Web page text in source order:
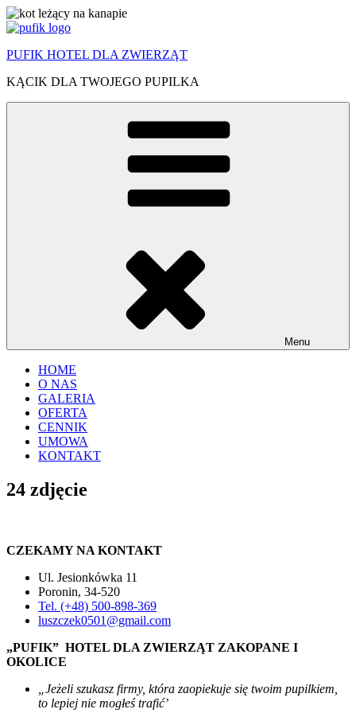
Przejdź
do
PUFIK HOTEL DLA ZWIERZĄT
KĄCIK DLA TWOJEGO PUPILKA
Menu
HOME
O NAS
GALERIA
OFERTA
CENNIK
UMOWA
KONTAKT
24 zdjęcie
CZEKAMY NA KONTAKT
Ul. Jesionkówka 11
Poronin, 34-520
Tel. (+48) 500-898-369
luszczek0501@gmail.com
„PUFIK” HOTEL DLA ZWIERZĄT ZAKOPANE I
OKOLICE
„Jeżeli szukasz firmy, która zaopiekuje się twoim pupilkiem,
to lepiej nie mogłeś trafić’